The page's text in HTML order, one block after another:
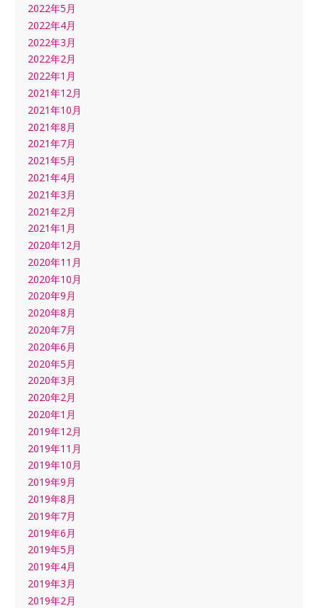
2022年5月
2022年4月
2022年3月
2022年2月
2022年1月
2021年12月
2021年10月
2021年8月
2021年7月
2021年5月
2021年4月
2021年3月
2021年2月
2021年1月
2020年12月
2020年11月
2020年10月
2020年9月
2020年8月
2020年7月
2020年6月
2020年5月
2020年3月
2020年2月
2020年1月
2019年12月
2019年11月
2019年10月
2019年9月
2019年8月
2019年7月
2019年6月
2019年5月
2019年4月
2019年3月
2019年2月